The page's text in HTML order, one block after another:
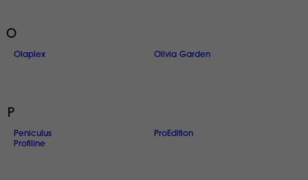
O
Olaplex Olivia Garden
P
Peniculus
ProEdition
Profiline